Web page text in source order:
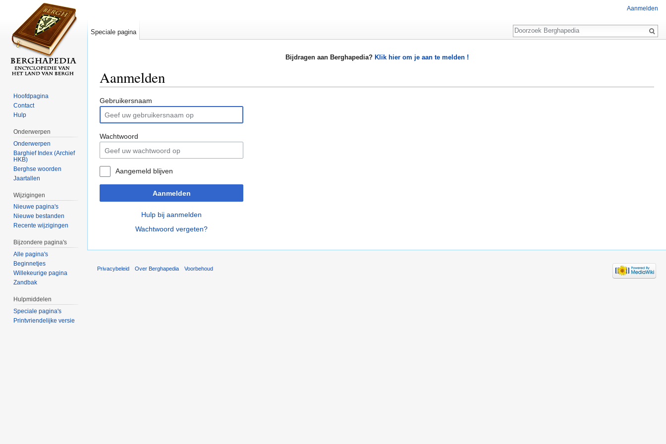
Bijdragen aan Berghapedia? Klik hier om je aan te melden !
Aanmelden
Gebruikersnaam
Wachtwoord
Aangemeld blijven
Aanmelden
Hulp bij aanmelden
Wachtwoord vergeten?
Aanmelden
Speciale pagina
Zoeken
Hoofdpagina
Contact
Hulp
Onderwerpen
Onderwerpen
Barghief Index (Archief
HKB)
Berghse woorden
Jaartallen
Wijzigingen
Nieuwe pagina's
Nieuwe bestanden
Recente wijzigingen
Bijzondere pagina's
Alle pagina's
Beginnetjes
Willekeurige pagina
Zandbak
Hulpmiddelen
Speciale pagina's
Printvriendelijke versie
Privacybeleid Over Berghapedia Voorbehoud